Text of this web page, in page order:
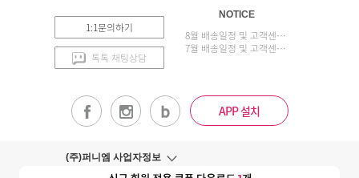
1:1문의하기
톡톡 채팅상담
NOTICE
8월 배송일정 및 고객센터 업무 안내
7월 배송일정 및 고객센터 업무 안내
APP 설치
(주)퍼니엠 사업자정보